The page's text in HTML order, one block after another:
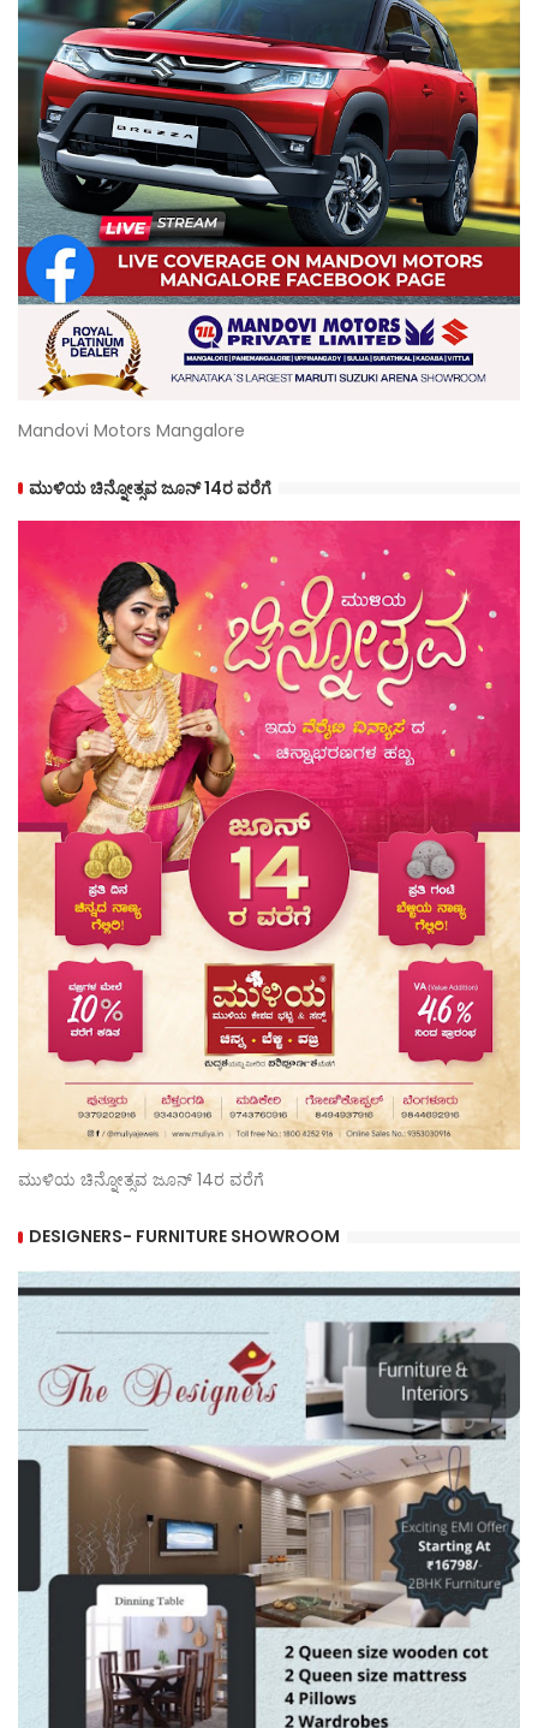
Mandovi Motors Mangalore
ಮುಳಿಯ ಚಿನ್ನೋತ್ಸವ ಜೂನ್ 14ರ ವರೆಗೆ
ಮುಳಿಯ ಚಿನ್ನೋತ್ಸವ ಜೂನ್ 14ರ ವರೆಗೆ
DESIGNERS- FURNITURE SHOWROOM